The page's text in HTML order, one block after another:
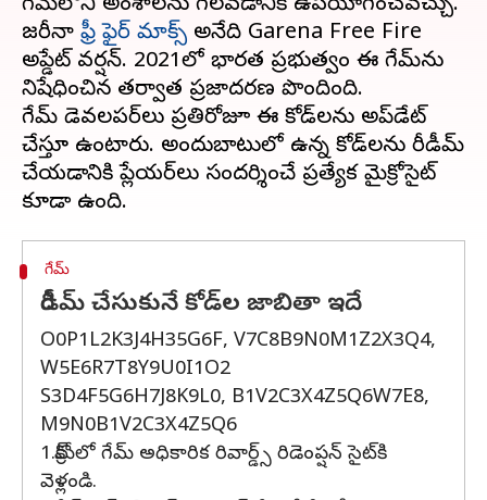
గేమ్‌లోని అంశాలను గెలవడానికి ఉపయోగించవచ్చు.
జరీనా ఫ్రీ ఫైర్ మాక్స్ అనేది Garena Free Fire
అప్డేట్ వర్షన్. 2021లో భారత ప్రభుత్వం ఈ గేమ్‌ను
నిషేధించిన తర్వాత ప్రజాదరణ పొందింది.
గేమ్ డెవలపర్‌లు ప్రతిరోజూ ఈ కోడ్‌లను అప్‌డేట్
చేస్తూ ఉంటారు. అందుబాటులో ఉన్న కోడ్‌లను రీడీమ్
చేయడానికి ప్లేయర్‌లు సందర్శించే ప్రత్యేక మైక్రోసైట్
గేమ్
రీడీమ్ చేసుకునే కోడ్‌ల జాబితా ఇదే
O0P1L2K3J4H35G6F, V7C8B9N0M1Z2X3Q4,
W5E6R7T8Y9U0I1O2
S3D4F5G6H7J8K9L0, B1V2C3X4Z5Q6W7E8,
M9N0B1V2C3X4Z5Q6
1.క్రోమ్‌లో గేమ్ అధికారిక రివార్డ్స్ రిడెంప్షన్ సైట్‌కి
వెళ్లండి.